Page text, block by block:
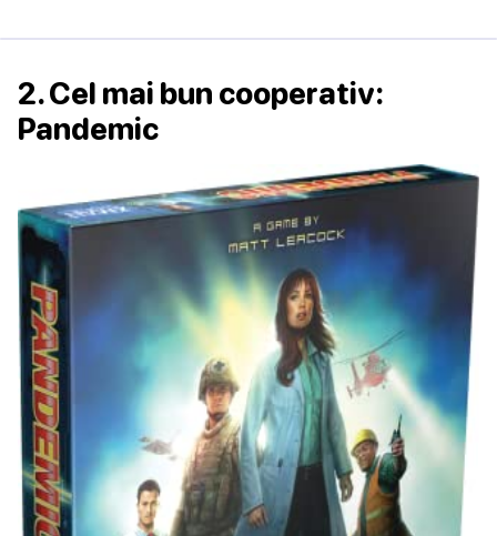
2. Cel mai bun cooperativ:
Pandemic